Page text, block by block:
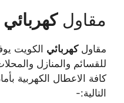
مقاولكهربائي
مقاولكهربائي الكويت
للقسائم والمنازل
كافة الاعطال الكهربية
التالية:-